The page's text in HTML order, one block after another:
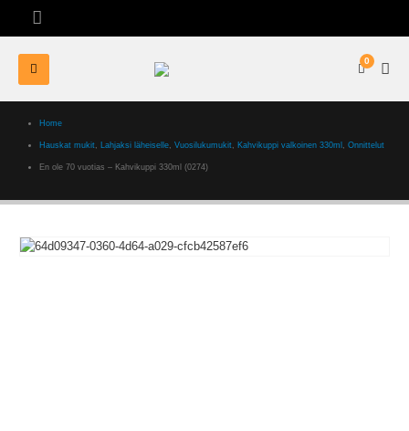
0
Home
Hauskat mukit, Lahjaksi läheiselle,Vuosilukumukit, Kahvikuppi valkoinen 330ml ,Onnittelut
En ole 70 vuotias – Kahvikuppi 330ml (0274)